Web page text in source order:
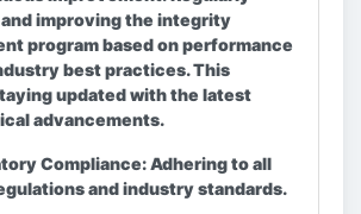
improving the integrity
program based on performance
best practices. This
updated with the latest
advancements.
Compliance:Adhering to all
and industry standards.